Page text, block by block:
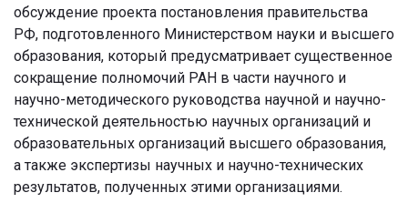
обсуждение проекта постановления правительства
РФ, подготовленного Министерством науки и высшего
образования, который предусматривает существенное
сокращение полномочий РАН в части научного и
научно-методического руководства научной и научно-
технической деятельностью научных организаций и
образовательных организаций высшего образования,
а также экспертизы научных и научно-технических
результатов, полученных этими организациями.